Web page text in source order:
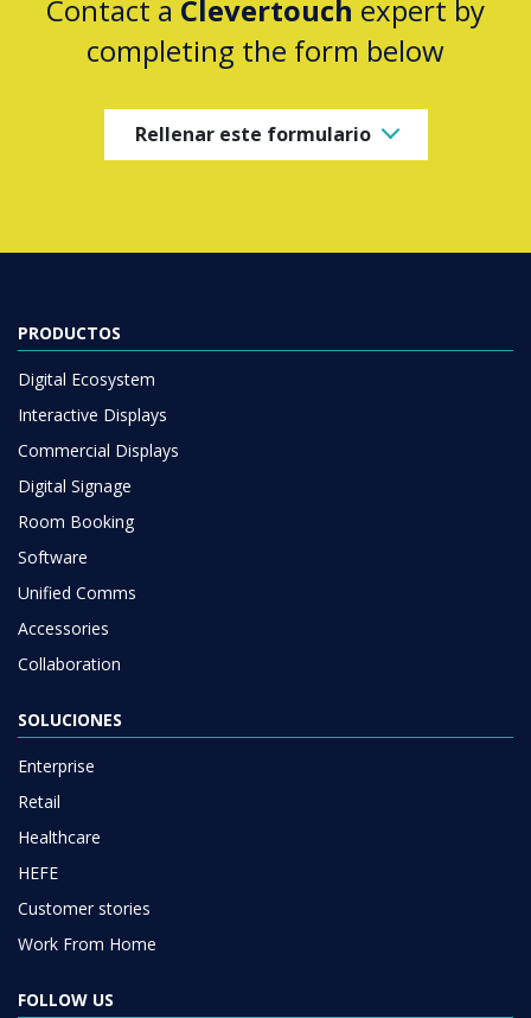
Contact a Clevertouch expert by
completing the form below
Rellenar este formulario
PRODUCTOS
Digital Ecosystem
Interactive Displays
Commercial Displays
Digital Signage
Room Booking
Software
Unified Comms
Accessories
Collaboration
SOLUCIONES
Enterprise
Retail
Healthcare
HEFE
Customer stories
Work From Home
FOLLOW US